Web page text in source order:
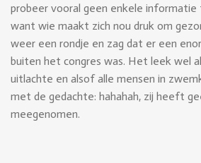
probeer vooral geen enkele
want wie maakt zich nou druk om
weer een rondje en zag dat er een
buiten het congres was. Het leek wel
uitlachte en alsof alle mensen in
met de gedachte: hahahah, zij heeft
meegenomen.